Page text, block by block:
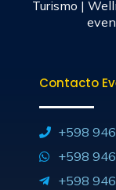
Turismo |
Contacto
+598
+598
+598